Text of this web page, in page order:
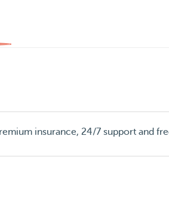
insurance, 24/7 support and